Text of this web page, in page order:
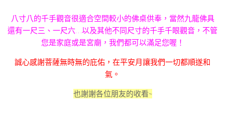
八寸八的千手觀音很適合空間較小的佛桌供奉，當然九龍佛具
還有一尺三、一尺六…以及其他不同尺寸的千手千眼觀音，不管
您是家庭或是宮廟，我們都可以滿足您喔！
誠心感謝菩薩無時無的庇佑，在平安月讓我們一切都順遂和
氣。
也謝謝各位朋友的收看~